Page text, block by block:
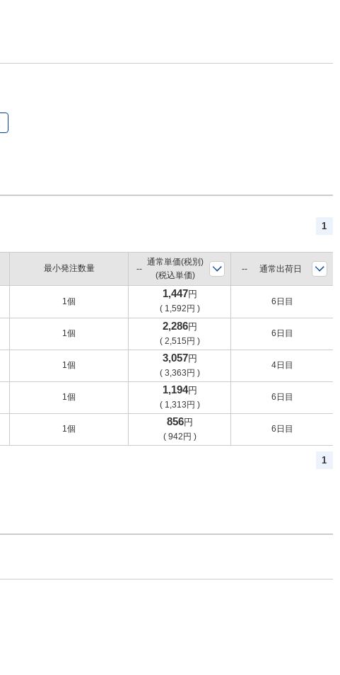
1
最小発注数量
1個
1個
1個
1個
1個
通常単価(税別)
(税込単価)
通常出荷日
1,447円
( 1,592 円 )
6日目
2,286円
( 2,515 円 )
6日目
3,057円
( 3,363 円 )
4日目
1,194円
( 1,313 円 )
6日目
856円
( 942 円 )
6日目
1